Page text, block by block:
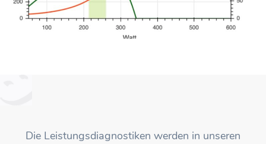
Die Leistungsdiagnostiken werden in unseren